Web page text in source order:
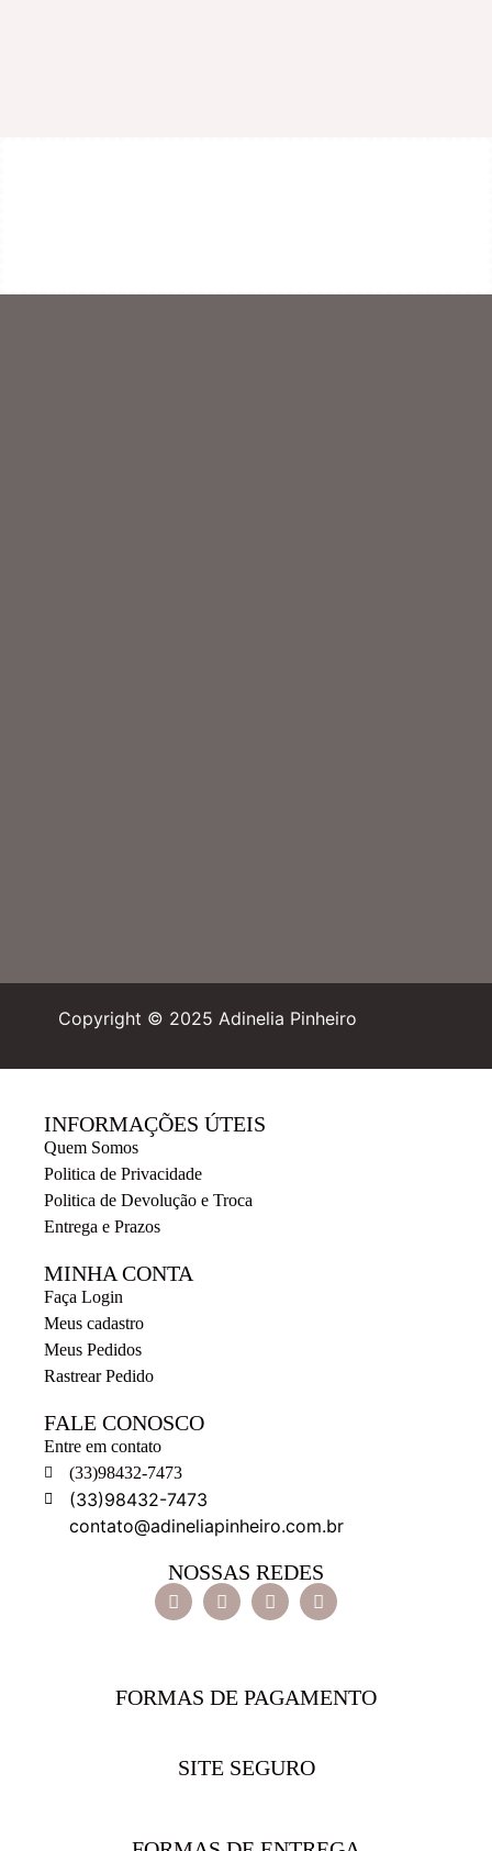
Copyright © 2025 Adinelia Pinheiro
INFORMAÇÕES ÚTEIS
Quem Somos
Politica de Privacidade
Politica de Devolução e Troca
Entrega e Prazos
MINHA CONTA
Faça Login
Meus cadastro
Meus Pedidos
Rastrear Pedido
FALE CONOSCO
Entre em contato
(33)98432-7473
(33)98432-7473
contato@adineliapinheiro.com.br
NOSSAS REDES
FORMAS DE PAGAMENTO
SITE SEGURO